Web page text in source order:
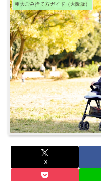
粗大ごみ捨て方ガイド（大阪版）
X